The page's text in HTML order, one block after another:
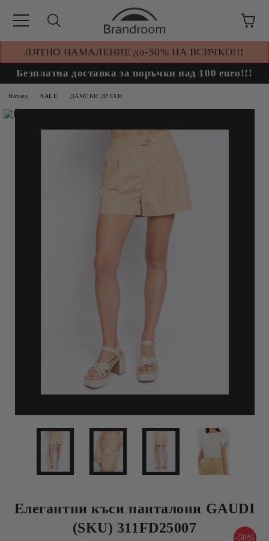
ЛЯТНО НАМАЛЕНИЕ до-50% НА ВСИЧКО!!!
Безплатна доставка за поръчки над 100 euro!!!
Начало SALE ДАМСКИ ДРЕХИ
Елегантни къси панталони GAUDI
(SKU) 311FD25007
-50%